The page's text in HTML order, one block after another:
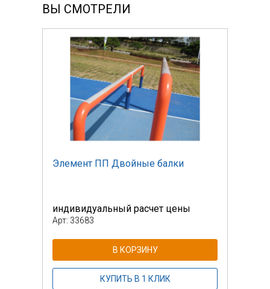
ВЫ СМОТРЕЛИ
Элемент ПП Двойные балки
индивидуальный расчет цены
Арт: 33683
В КОРЗИНУ
КУПИТЬ В 1 КЛИК